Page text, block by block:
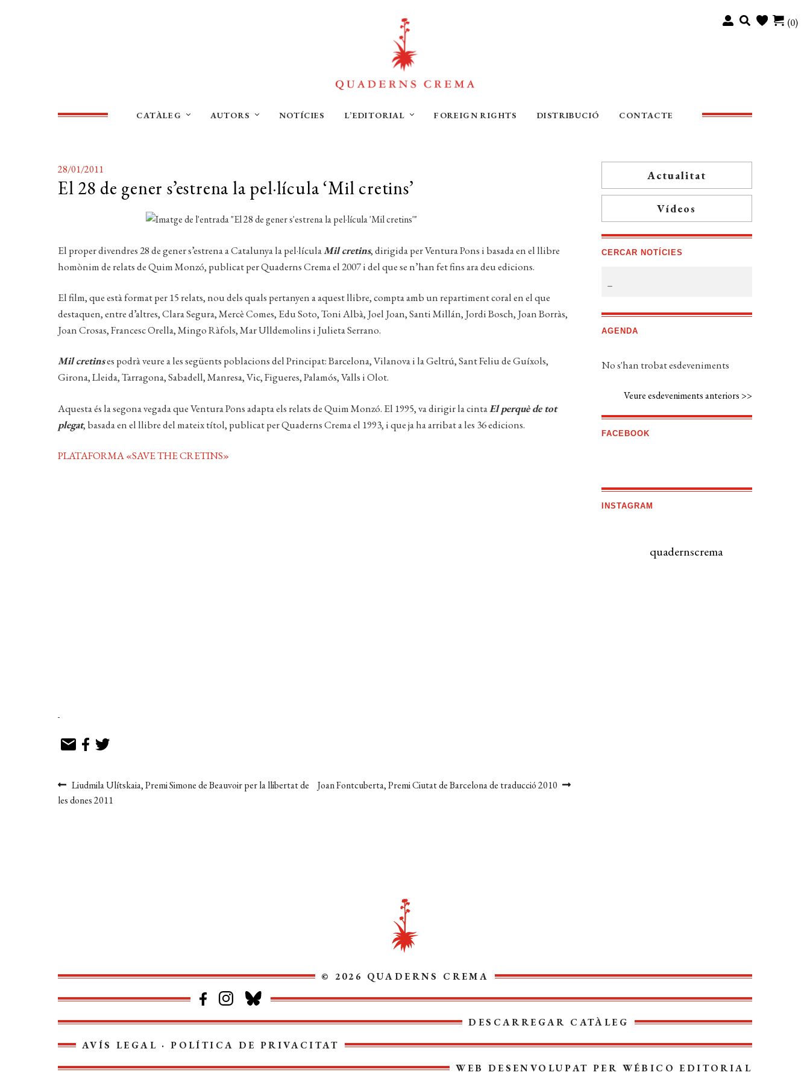
(0)
CATÀLEG AUTORS NOTÍCIES L’EDITORIAL FOREIGN RIGHTS DISTRIBUCIÓ CONTACTE
28/01/2011
El 28 de gener s’estrena la pel·lícula ‘Mil cretins’
El proper divendres 28 de gener s’estrena a Catalunya la pel·lículaMil cretins, dirigida per Ventura Pons i basada en el llibre
homònim de relats de Quim Monzó, publicat per Quaderns Crema el 2007 i del que se n’han fet fins ara deu edicions.
El film, que està format per 15 relats, nou dels quals pertanyen a aquest llibre, compta amb un repartiment coral en el que
destaquen, entre d’altres, Clara Segura, Mercè Comes, Edu Soto, Toni Albà, Joel Joan, Santi Millán, Jordi Bosch, Joan Borràs,
Joan Crosas, Francesc Orella, Mingo Ràfols, Mar Ulldemolins i Julieta Serrano.
Mil cretinses podrà veure a les següents poblacions del Principat: Barcelona, Vilanova i la Geltrú, Sant Feliu de Guíxols,
Girona, Lleida, Tarragona, Sabadell, Manresa, Vic, Figueres, Palamós, Valls i Olot.
Aquesta és la segona vegada que Ventura Pons adapta els relats de Quim Monzó. El 1995, va dirigir la cintaEl perquè de tot
plegat, basada en el llibre del mateix títol, publicat per Quaderns Crema el 1993, i que ja ha arribat a les 36 edicions.
PLATAFORMA «SAVE THE CRETINS»
Navegació
d'entrades
Entrada
anterior:
Liudmila Ulítskaia, Premi Simone de Beauvoir per la llibertat de
les dones 2011
Pròxima
Joan Fontcuberta, Premi Ciutat de Barcelona de traducció 2010
Actualitat
Vídeos
CERCAR NOTÍCIES
AGENDA
No s'han trobat esdeveniments
Veure esdeveniments anteriors >>
FACEBOOK
INSTAGRAM
quadernscrema
© 2026 QUADERNS CREMA
DESCARREGAR CATÀLEG
AVÍS LEGAL ·POLÍTICA DE PRIVACITAT
WEB DESENVOLUPAT PER WÉBICO EDITORIAL